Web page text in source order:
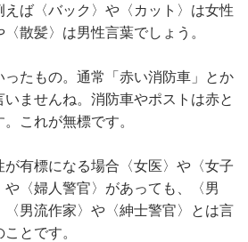
えば〈バック〉や〈カット〉は女性
散髪〉は男性言葉でしょう。
ったもの。通常「赤い消防車」とか
いませんね。消防車やポストは赤と
これが無標です。
有標になる場合〈女医〉や〈女子
〈婦人警官〉があっても、〈男
男流作家〉や〈紳士警官〉とは言
とです。